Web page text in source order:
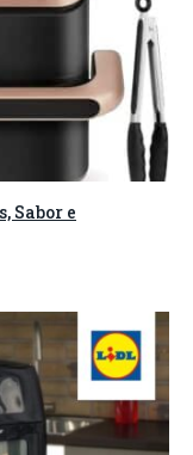
Sabor e